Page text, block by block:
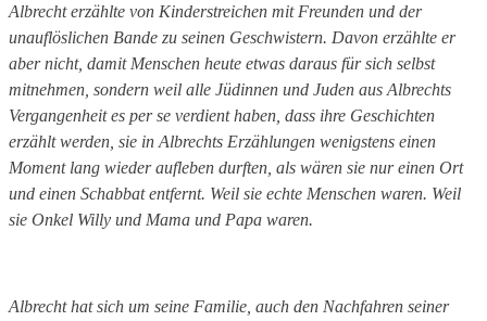
Albrecht erzählte von Kinderstreichen mit Freunden und der
unauflöslichen Bande zu seinen Geschwistern. Davon erzählte er
aber nicht, damit Menschen heute etwas daraus für sich selbst
mitnehmen, sondern weil alle Jüdinnen und Juden aus Albrechts
Vergangenheit es per se verdient haben, dass ihre Geschichten
erzählt werden, sie in Albrechts Erzählungen wenigstens einen
Moment lang wieder aufleben durften, als wären sie nur einen Ort
und einen Schabbat entfernt. Weil sie echte Menschen waren. Weil
sie Onkel Willy und Mama und Papa waren.
Albrecht hat sich um seine Familie, auch den Nachfahren seiner